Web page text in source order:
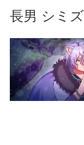
長男 シミズ